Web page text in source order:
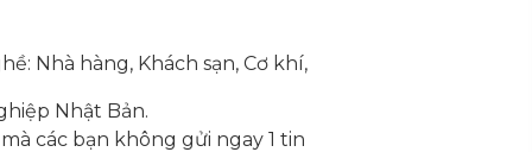
Nhà hàng, Khách sạn, Cơ khí,
Nhật Bản.
các bạn không gửi ngay 1 tin